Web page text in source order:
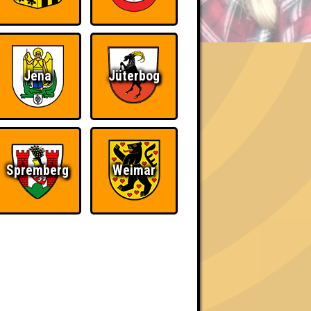
verdient! Entsprechend gibt es
Jena Jüterbog
Spremberg Weimar